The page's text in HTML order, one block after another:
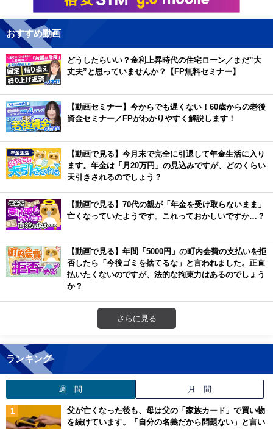
おすすめ動画
どうしたらいい？金利上昇時代の住宅ローン／まだ”大
丈夫”と思っていませんか？【FP無料セミナー】
【動画セミナー】今からでも遅くない！60歳からの老後
資金セミナー／FPがわかりやすく解説します！
【動画で見る】今月末で完全に引退して年金生活に入り
ます。年金は「月20万円」の見込みですが、どのくらい
天引きされるのでしょう？
【動画で見る】70代の親が「年金を受け取らないまま」
亡くなっていたようです。これっておかしいですか…？
【動画で見る】年間「5000円」の町内会費の支払いを拒
否したら「今後ゴミを捨てるな」と言われました。正直
払いたくないのですが、法的な拘束力はあるのでしょう
か？
さらに見る
ランキング
週 間 月 間
父が亡くなった後も、母は父の「家族カード」で買い物
を続けています。「自分の名義だから問題ない」と言い